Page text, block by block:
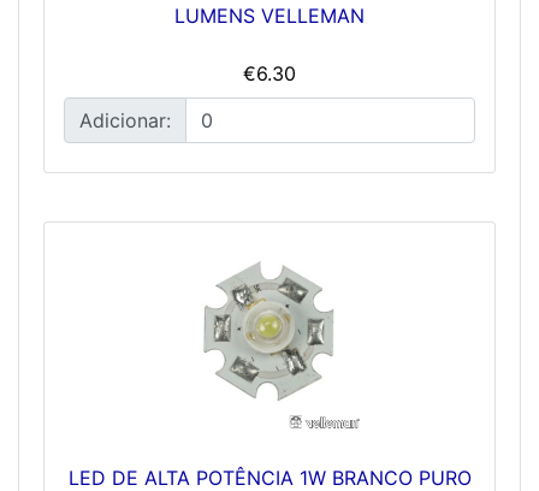
LUMENS VELLEMAN
€6.30
Adicionar:
LED DE ALTA POTÊNCIA 1W BRANCO PURO